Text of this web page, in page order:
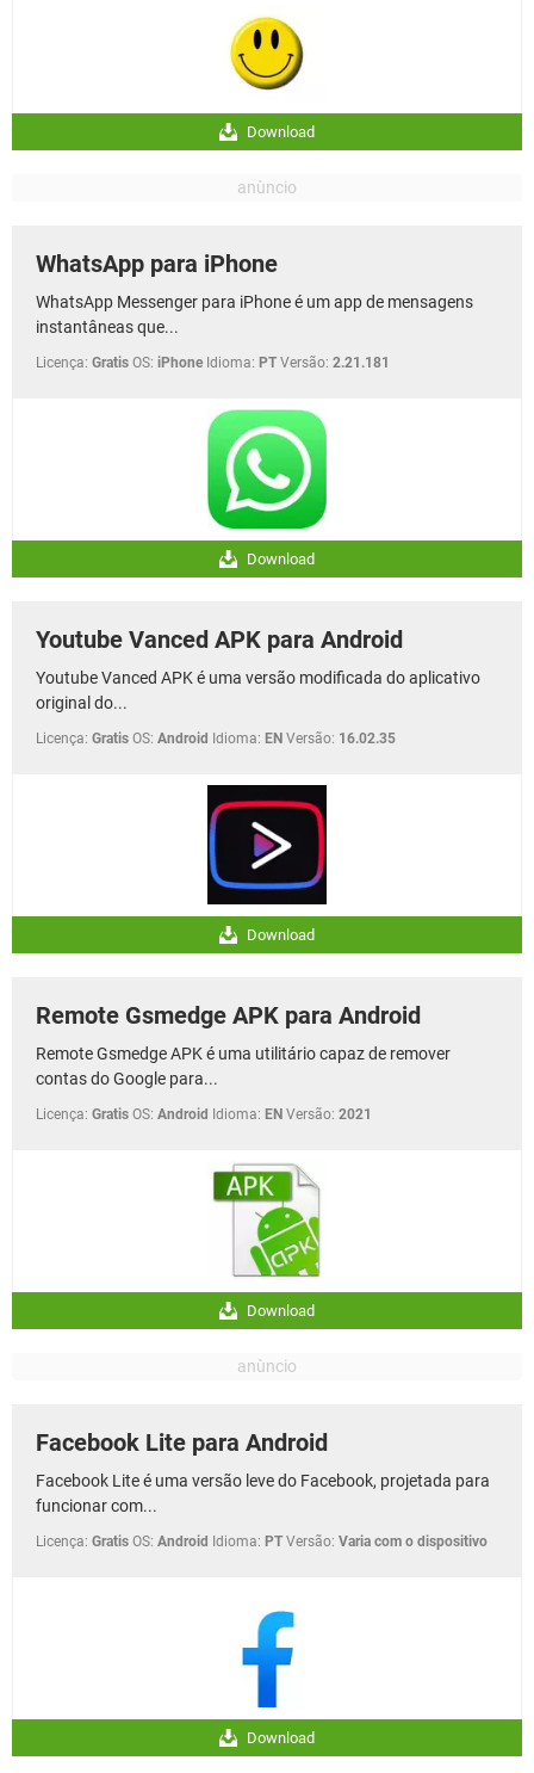
Download
WhatsApp para iPhone
WhatsApp Messenger para iPhone é um app de mensagens
instantâneas que...
Licença: Gratis OS: iPhone Idioma: PT Versão: 2.21.181
Download
Youtube Vanced APK para Android
Youtube Vanced APK é uma versão modificada do aplicativo
original do...
Licença: Gratis OS: Android Idioma: EN Versão: 16.02.35
Download
Remote Gsmedge APK para Android
Remote Gsmedge APK é uma utilitário capaz de remover
contas do Google para...
Licença: Gratis OS: Android Idioma: EN Versão: 2021
Download
Facebook Lite para Android
Facebook Lite é uma versão leve do Facebook, projetada para
funcionar com...
Licença: Gratis OS: Android Idioma: PT Versão: Varia com o dispositivo
Download